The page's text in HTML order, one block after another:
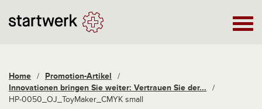
Home / Promotion-Artikel
/
Innovationen bringen Sie weiter: Vertrauen Sie der...
/
HP-0050_OJ_ToyMaker_CMYK small